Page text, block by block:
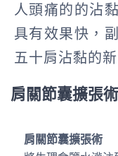
人頭痛的的沾
具有效果快，
五十肩沾黏的
肩關節囊擴張
肩關節囊擴張術